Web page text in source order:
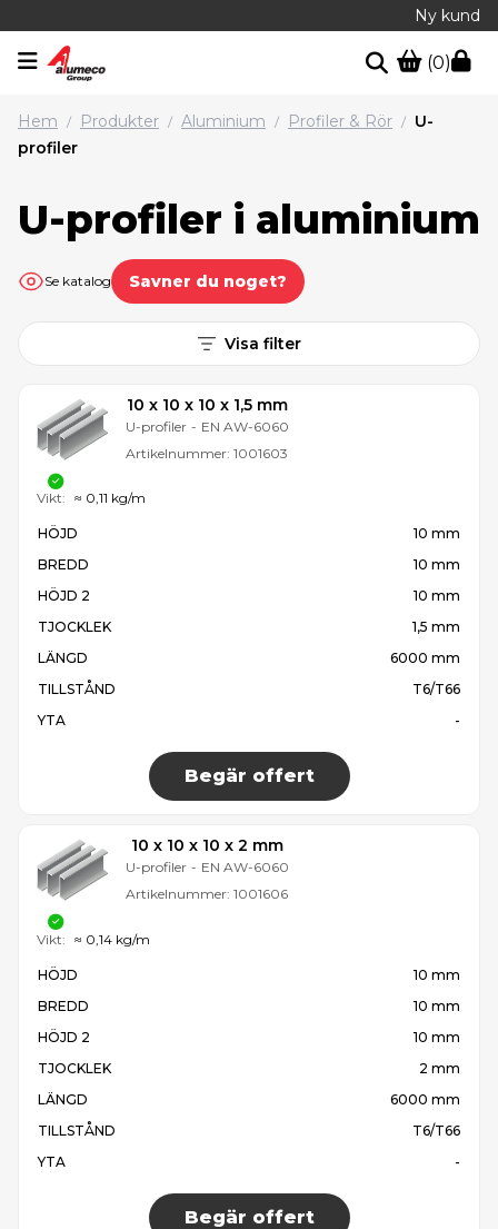
Ny kund
(0)
Hem / Produkter / Aluminium / Profiler & Rör / U-
profiler
U-profiler i aluminium
Se katalog Savner du noget?
Visa filter
10 x 10 x 10 x 1,5 mm
U-profiler - EN AW-6060
Artikelnummer: 1001603
HÖJD
10 mm
BREDD
10 mm
HÖJD 2
10 mm
TJOCKLEK
1,5 mm
LÄNGD
6000 mm
TILLSTÅND
T6/T66
YTA
-
Begär offert
Vikt: ≈ 0,11 kg/m
10 x 10 x 10 x 2 mm
U-profiler - EN AW-6060
Artikelnummer: 1001606
HÖJD
10 mm
BREDD
10 mm
HÖJD 2
10 mm
TJOCKLEK
2 mm
LÄNGD
6000 mm
TILLSTÅND
T6/T66
YTA
-
Begär offert
Vikt: ≈ 0,14 kg/m